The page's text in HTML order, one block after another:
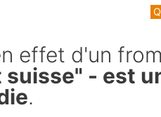
effet d'un
- est
.